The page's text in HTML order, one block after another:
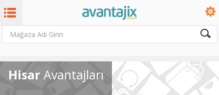
Hisar Avantajları